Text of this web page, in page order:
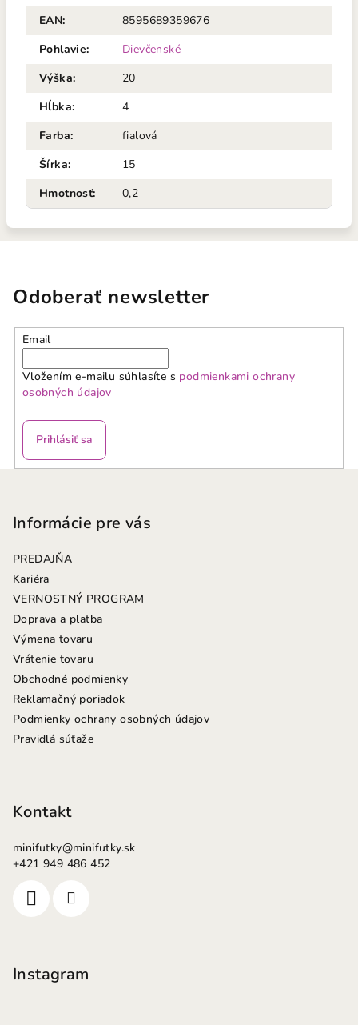
EAN:
8595689359676
Pohlavie:
Dievčenské
Výška:
20
Hĺbka:
4
Farba:
fialová
Šírka:
15
Hmotnosť: 0,2
Odoberať newsletter
Email
Vložením e-mailu súhlasíte s podmienkami ochrany
osobných údajov
Prihlásiť sa
Informácie pre vás
PREDAJŇA
Kariéra
VERNOSTNÝ PROGRAM
Doprava a platba
Výmena tovaru
Vrátenie tovaru
Obchodné podmienky
Reklamačný poriadok
Podmienky ochrany osobných údajov
Pravidlá súťaže
Kontakt
minifutky@minifutky.sk
+421 949 486 452
Instagram